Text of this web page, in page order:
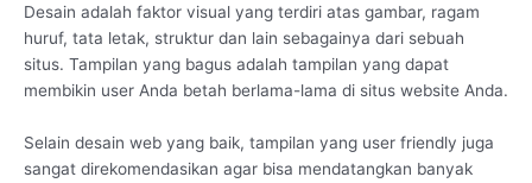
Desain adalah faktor visual yang terdiri atas gambar, ragam
huruf, tata letak, struktur dan lain sebagainya dari sebuah
situs. Tampilan yang bagus adalah tampilan yang dapat
membikin user Anda betah berlama-lama di situs website Anda.
Selain desain web yang baik, tampilan yang user friendly juga
sangat direkomendasikan agar bisa mendatangkan banyak